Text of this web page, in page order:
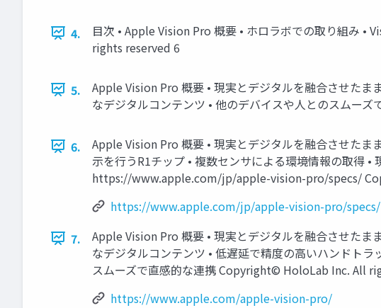
4.
目次 • Apple Vision Pro 概要 • ホロラボでの取り組み
rights reserved 6
5.
Apple Vision Pro 概要 • 現実とデジタルを融合させたま
なデジタルコンテンツ • 他のデバイスや人とのスムー
6.
Apple Vision Pro 概要 • 現実とデジタルを融合させたま
示を行うR1チップ • 複数センサによる環境情報の取得
https://www.apple.com/jp/apple-vision-pro/specs/
https://www.apple.com/jp/apple-vision-pro/specs/
7.
Apple Vision Pro 概要 • 現実とデジタルを融合させたま
なデジタルコンテンツ • 低遅延で精度の高いハンドト
スムーズで直感的な連携 Copyright© HoloLab Inc.
https://www.apple.com/apple-vision-pro/